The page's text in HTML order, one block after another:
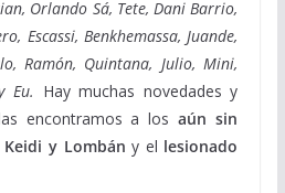
Orlando Sá, Tete, Dani Barrio,
Escassi, Benkhemassa, Juande,
Ramón, Quintana, Julio, Mini,
Eu. Hay muchas novedades y
encontramos a losaún sin
y Lombán y el lesionado